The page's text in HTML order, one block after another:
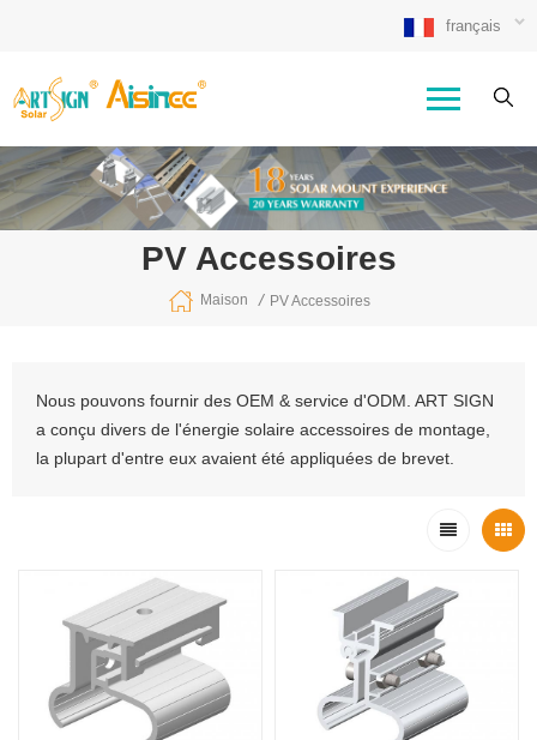
français
PV Accessoires
Maison / PV Accessoires
Nous pouvons fournir des OEM & service d'ODM. ART SIGN
a conçu divers de l'énergie solaire accessoires de montage,
la plupart d'entre eux avaient été appliquées de brevet.